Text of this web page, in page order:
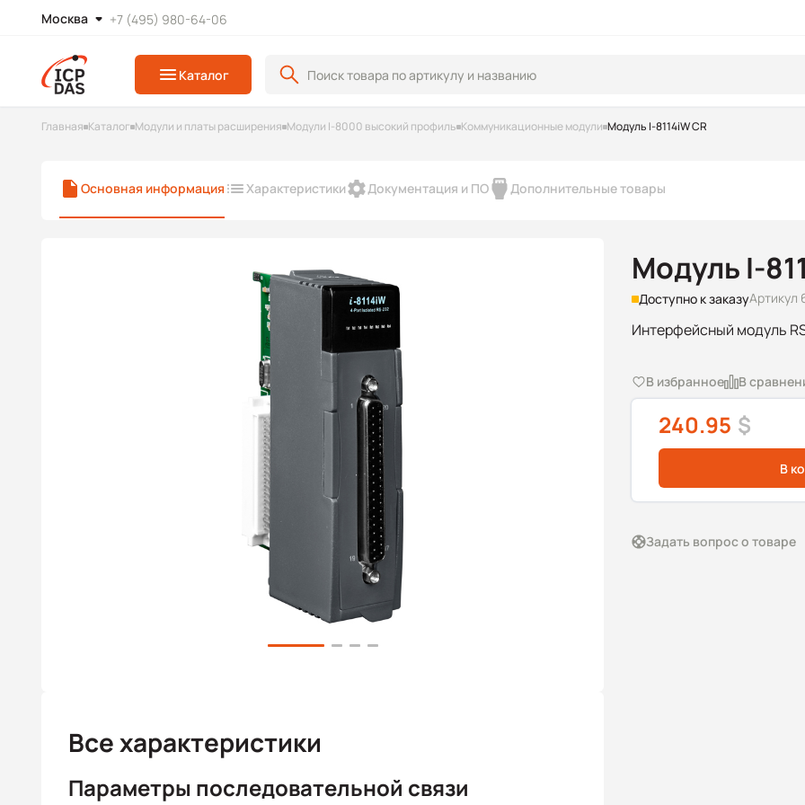
Москва +7 (495) 980-64-06
Каталог
Главная Каталог Модули и платы расширения Модули I-8000 высокий профиль Коммуникационные модули Модуль I-8114iW CR
Основная информация Характеристики Документация и ПО Дополнительные товары
Модуль I-
Доступно к заказуАртикул
Интерфейсный модуль
В избранное В
240.95 $
В
Задать вопрос о товаре
Все характеристики
Параметры последовательной связи